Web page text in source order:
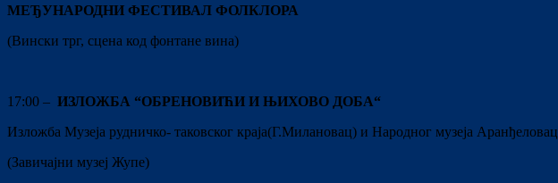
МЕЂУНАРОДНИ ФЕСТИВАЛ ФОЛКЛОРА
(Вински трг, сцена код фонтане вина)
17:00 – ИЗЛОЖБА “ОБРЕНОВИЋИ И ЊИХОВО ДОБА“
Изложба Музеја рудничко- таковског краја(Г.Милановац) и Народног музеја Аранђеловац
(Завичајни музеј Жупе)